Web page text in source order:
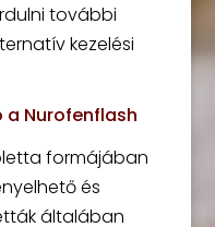
további
kezelési
Nurofenflash
formájában
és
általában